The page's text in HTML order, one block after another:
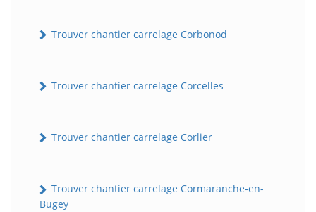
Trouver chantier carrelage Corbonod
Trouver chantier carrelage Corcelles
Trouver chantier carrelage Corlier
Trouver chantier carrelage Cormaranche-en-
Bugey